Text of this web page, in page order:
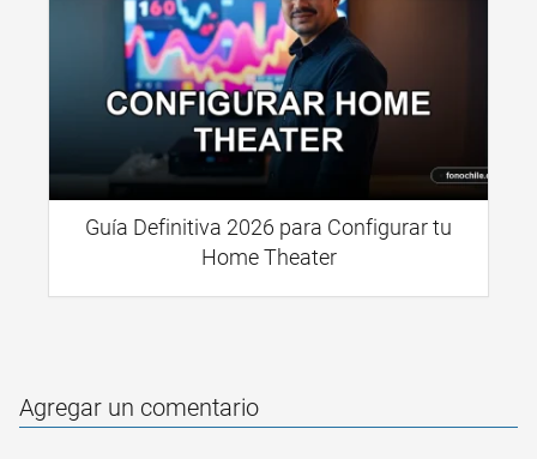
Guía Definitiva 2026 para Configurar tu
Home Theater
Agregar un comentario